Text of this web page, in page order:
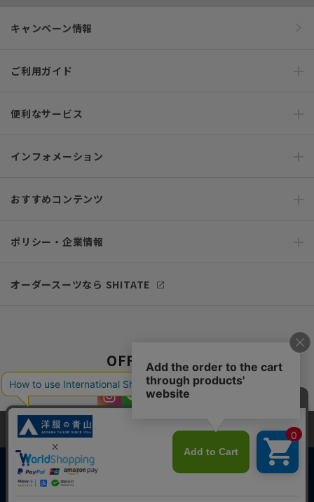
キャンペーン情報
ご利用ガイド
便利なサービス
インフォメーション
おすすめコンテンツ
ポリシー・企業情報
オーダースーツなら SHITATE
OFFICIAL SNS
当サイトでは、快適な閲覧体験とコンテンツ改善のためにCookieを使用
しています。閲覧を続けることで、Cookieの使用に同意したものとみな
します。詳細については